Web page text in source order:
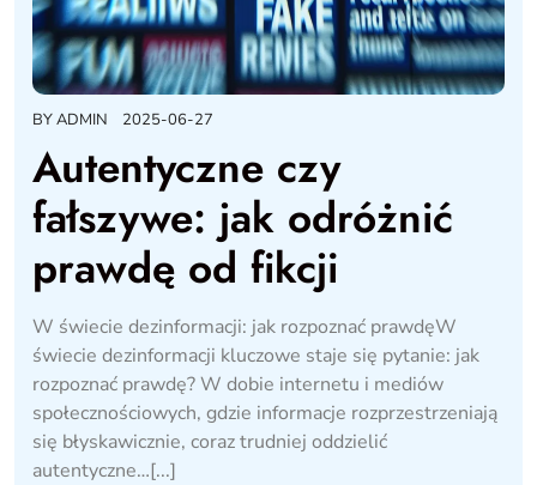
BYADMIN 2025-06-27
Autentyczne czy
fałszywe: jak odróżnić
prawdę od fikcji
W świecie dezinformacji: jak rozpoznać prawdęW
świecie dezinformacji kluczowe staje się pytanie: jak
rozpoznać prawdę? W dobie internetu i mediów
społecznościowych, gdzie informacje rozprzestrzeniają
się błyskawicznie, coraz trudniej oddzielić
autentyczne…[...]